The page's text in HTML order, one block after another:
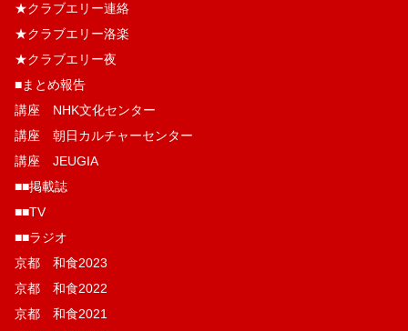
★クラブエリー連絡
★クラブエリー洛楽
★クラブエリー夜
■まとめ報告
講座 NHK文化センター
講座 朝日カルチャーセンター
講座 JEUGIA
■■掲載誌
■■TV
■■ラジオ
京都 和食2023
京都 和食2022
京都 和食2021